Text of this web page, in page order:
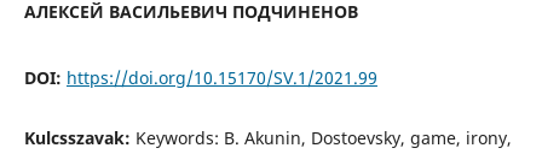
АЛЕКСЕЙ ВАСИЛЬЕВИЧ ПОДЧИНЕНОВ
DOI: https://doi.org/10.15170/SV.1/2021.99
Kulcsszavak: Keywords: B. Akunin, Dostoevsky, game, irony,